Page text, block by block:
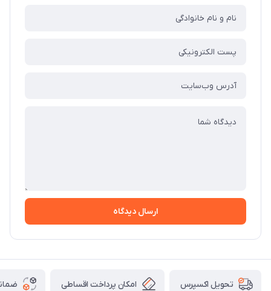
ارسال دیدگاه
تحویل اکسپرس امکان پرداخت اقساطی